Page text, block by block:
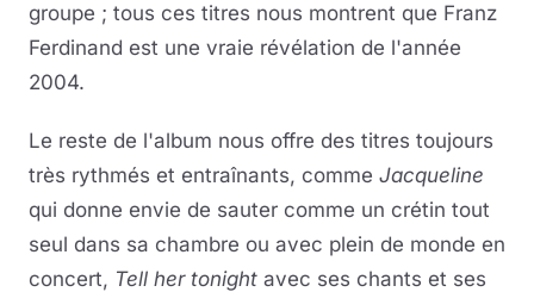
groupe ; tous ces titres nous montrent que Franz
Ferdinand est une vraie révélation de l'année
2004.
Le reste de l'album nous offre des titres toujours
très rythmés et entraînants, comme Jacqueline
qui donne envie de sauter comme un crétin tout
seul dans sa chambre ou avec plein de monde en
concert, Tell her tonight avec ses chants et ses